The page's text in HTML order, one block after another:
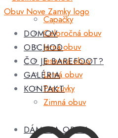
Capačky
Celoročná obuv
Jarná obuv
Jesenná obuv
Letná obuv
Prezuvky
Zimná obuv
DÁMSKA OBUV
DOMOV
OBCHOD
ČO JE BAREFOOT?
GALÉRIA
KONTAKT